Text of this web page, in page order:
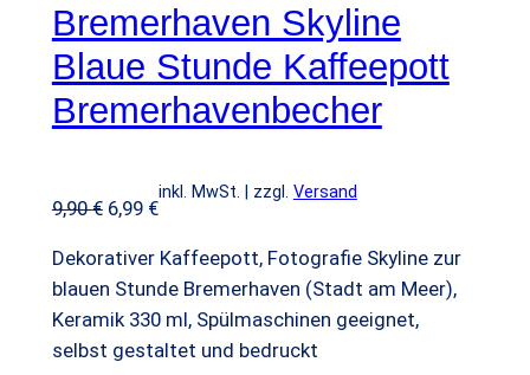
d
u
k
t
A
g
e
b
Bremerhaven Skyline
Blaue Stunde Kaffeepott
Bremerhavenbecher
9,90€ U
s
p
r
ü
6,99 €A
t
u
e
l
inkl. MwSt. | zzgl. Versand
Dekorativer Kaffeepott, Fotografie Skyline zur
blauen Stunde Bremerhaven (Stadt am Meer),
Keramik 330 ml, Spülmaschinen geeignet,
selbst gestaltet und bedruckt